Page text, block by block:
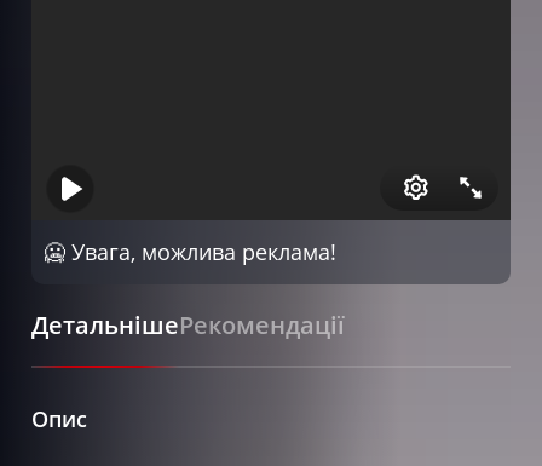
Серія 15
Серія 16
🥶 Увага, можлива реклама!
ДетальнішеРекомендації
Опис